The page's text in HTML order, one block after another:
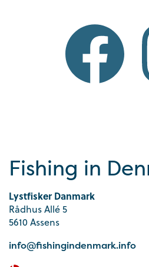
Fishing in
Lystfisker Danmark
Rådhus Allé 5
5610 Assens
info@fishingindenmark.info